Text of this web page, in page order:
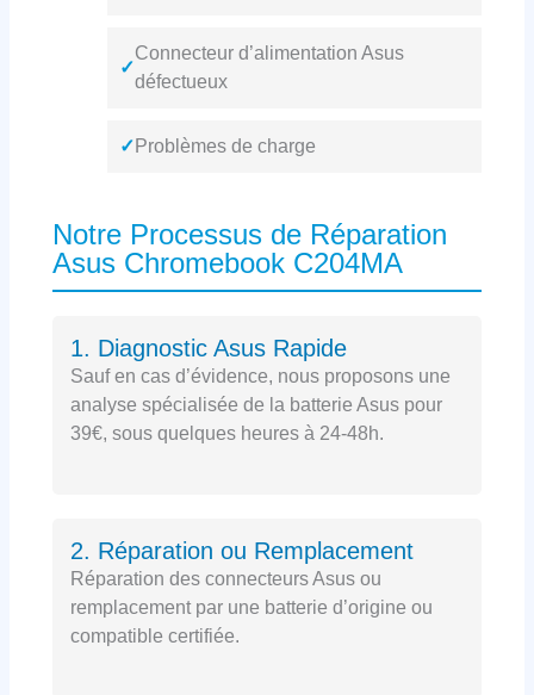
✓
Connecteur d’alimentation Asus
défectueux
✓ Problèmes de charge
Notre Processus de Réparation
Asus Chromebook C204MA
1. Diagnostic Asus Rapide
Sauf en cas d’évidence, nous proposons une
analyse spécialisée de la batterie Asus pour
39€, sous quelques heures à 24-48h.
2. Réparation ou Remplacement
Réparation des connecteurs Asus ou
remplacement par une batterie d’origine ou
compatible certifiée.